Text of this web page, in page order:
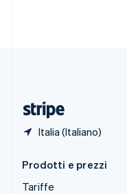
Italia (Italiano)
Prodotti e prezzi
Tariffe